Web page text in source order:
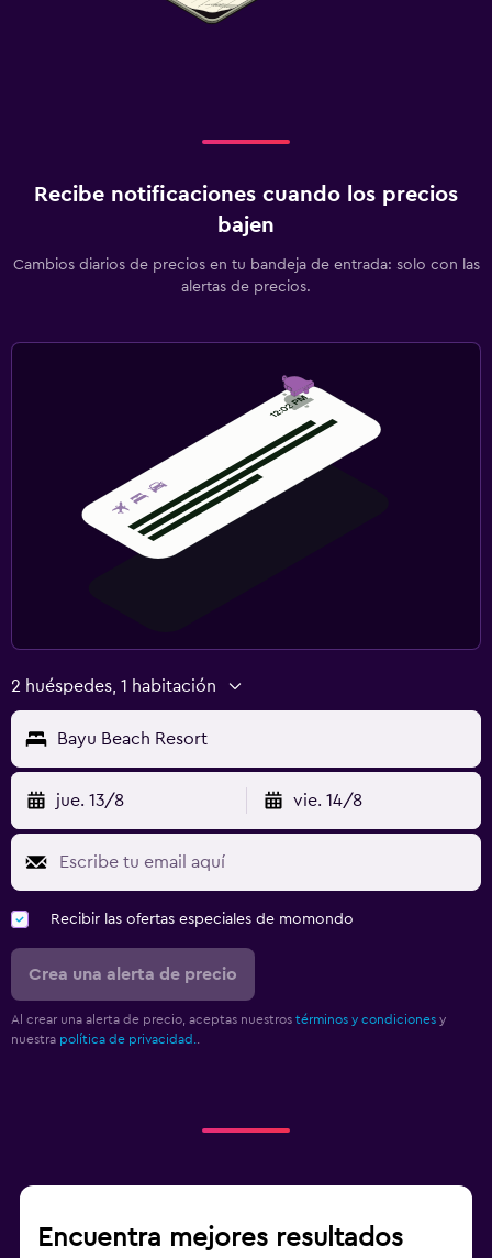
Recibe notificaciones cuando los precios
bajen
Cambios diarios de precios en tu bandeja de entrada: solo con las
alertas de precios.
2 huéspedes, 1 habitación
Bayu Beach Resort
jue. 13/8 vie. 14/8
Recibir las ofertas especiales de momondo
Crea una alerta de precio
Al crear una alerta de precio, aceptas nuestros términos y condiciones y
nuestra política de privacidad.
Encuentra mejores resultados